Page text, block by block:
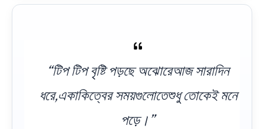
“টিপ টিপ বৃষ্টি পড়ছে অঝোরেআজ সারাদিন
ধরে,একাকিত্বের সময়গুলোতেশুধু তোকেই মনে
পড়ে।”